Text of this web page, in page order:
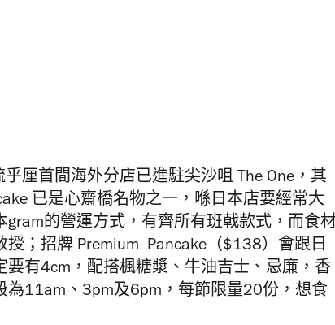
厘首間海外分店已進駐尖沙咀 The One ，其
已是心齋橋名物之一，喺日本店要經常大
gram的營運方式，有齊所有班戟款式， 而食材
；招牌 Premium Pancake （$138）
會跟日
有4cm，配搭楓糖漿、牛油吉士、忌廉，香
11am、3pm及6pm，每節限量20份，想食